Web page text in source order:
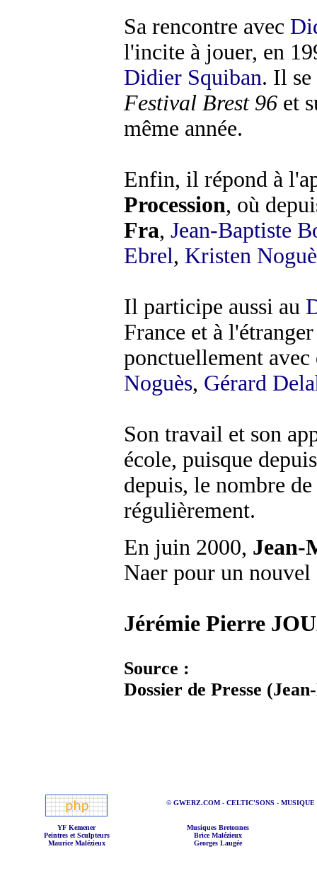
Sa rencontre avec
l'incite à jouer, en
Didier Squiban. Il
Festival Brest 96 et
même année.
Enfin, il répond à
Procession, où
Fra, Jean-Baptiste
Ebrel, Kristen
Il participe aussi au
France et à
ponctuellement
Noguès, Gérard
Son travail et son
école, puisque
depuis, le nombre
régulièrement.
En juin 2000, Jean-
Naer pour un
Jérémie Pierre
Source :
Dossier de Presse
©GWERZ.COM- CELTIC'SONS - MUSIQUE
YF Kemener
Musiques Bretonnes
Peintres et Sculpteurs
Brice Malézieux
Maurice Malézieux
Georges Laugée